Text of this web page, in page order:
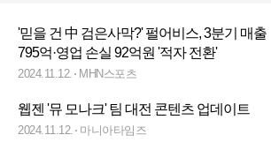
'믿을 건 中 검은사막?' 펄어비스, 3분기 매출
795억·영업 손실 92억원 '적자 전환'
2024.11.12. MHN스포츠
웹젠 '뮤 모나크' 팀 대전 콘텐츠 업데이트
2024.11.12. 마니아타임즈